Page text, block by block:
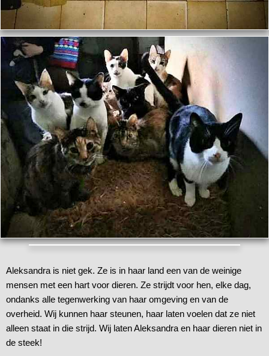
Aleksandra is niet gek. Ze is in haar land een van de weinige
mensen met een hart voor dieren. Ze strijdt voor hen, elke dag,
ondanks alle tegenwerking van haar omgeving en van de
overheid. Wij kunnen haar steunen, haar laten voelen dat ze niet
alleen staat in die strijd. Wij laten Aleksandra en haar dieren niet in
de steek!